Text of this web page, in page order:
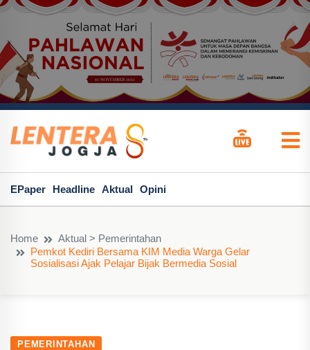
EPaper Headline Aktual Opini
Home
Aktual > Pemerintahan
Pemkot Kediri Bersama KIM Media Warga Gelar
Sosialisasi Ajak Pelajar Bijak Bermedia Sosial
PEMERINTAHAN